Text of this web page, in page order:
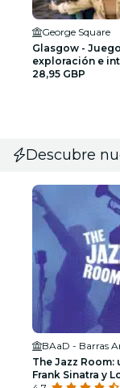
George Square
Glasgow -
exploración e
en grupo
28,95 GBP
Descubre
BAaD - Barras
The Jazz
Frank Sinatra y